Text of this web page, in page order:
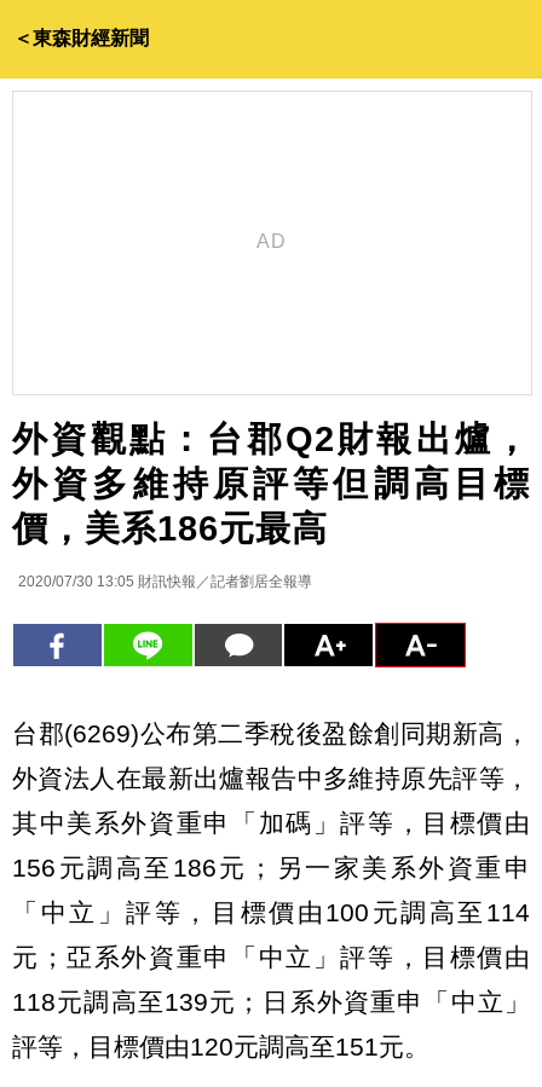
＜東森財經新聞
外資觀點：台郡Q2財報出爐，
外資多維持原評等但調高目標
價，美系186元最高
2020/07/30 13:05 財訊快報／記者劉居全報導
台郡(6269)公布第二季稅後盈餘創同期新高，
外資法人在最新出爐報告中多維持原先評等，
其中美系外資重申「加碼」評等，目標價由
156元調高至186元；另一家美系外資重申
「中立」評等，目標價由100元調高至114
元；亞系外資重申「中立」評等，目標價由
118元調高至139元；日系外資重申「中立」
評等，目標價由120元調高至151元。